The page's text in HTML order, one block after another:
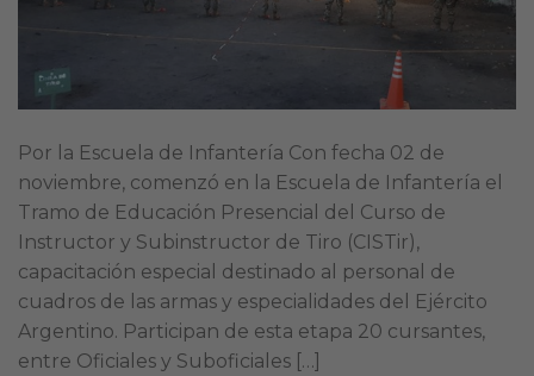
Por la Escuela de Infantería Con fecha 02 de
noviembre, comenzó en la Escuela de Infantería el
Tramo de Educación Presencial del Curso de
Instructor y Subinstructor de Tiro (CISTir),
capacitación especial destinado al personal de
cuadros de las armas y especialidades del Ejército
Argentino. Participan de esta etapa 20 cursantes,
entre Oficiales y Suboficiales […]